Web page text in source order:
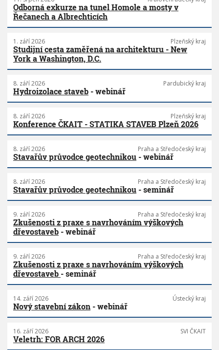
Odborná exkurze na tunel Homole a mosty v
Řečanech a Albrechticích
1. září 2026 Plzeňský kraj
Studijní cesta zaměřená na architekturu - New
York a Washington, D.C.
8. září 2026 Pardubický kraj
Hydroizolace staveb - webinář
8. září 2026 Plzeňský kraj
Konference ČKAIT - STATIKA STAVEB Plzeň 2026
8. září 2026 Praha a Středočeský kraj
Stavařův průvodce geotechnikou - webinář
8. září 2026 Praha a Středočeský kraj
Stavařův průvodce geotechnikou - seminář
9. září 2026 Praha a Středočeský kraj
Zkušenosti z praxe s navrhováním výškových
dřevostaveb - webinář
9. září 2026 Praha a Středočeský kraj
Zkušenosti z praxe s navrhováním výškových
dřevostaveb - seminář
14. září 2026 Ústecký kraj
Nový stavební zákon - webinář
16. září 2026 SVI ČKAIT
Veletrh: FOR ARCH 2026